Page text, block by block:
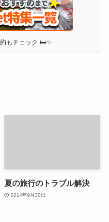
もチェック 🛏✨
夏の旅行のトラブル解決
2014年9月30日